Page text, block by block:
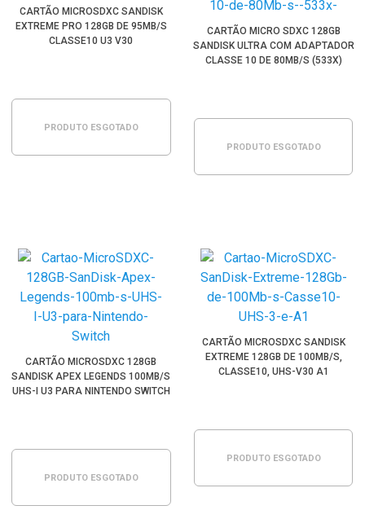
CARTÃO MICROSDXC SANDISK
EXTREME PRO 128GB DE 95MB/S
CLASSE10 U3 V30
PRODUTO ESGOTADO
CARTÃO MICRO SDXC 128GB
SANDISK ULTRA COM ADAPTADOR
CLASSE 10 DE 80MB/S (533X)
PRODUTO ESGOTADO
CARTÃO MICROSDXC 128GB
SANDISK APEX LEGENDS 100MB/S
UHS-I U3 PARA NINTENDO SWITCH
PRODUTO ESGOTADO
CARTÃO MICROSDXC SANDISK
EXTREME 128GB DE 100MB/S,
CLASSE10, UHS-V30 A1
PRODUTO ESGOTADO